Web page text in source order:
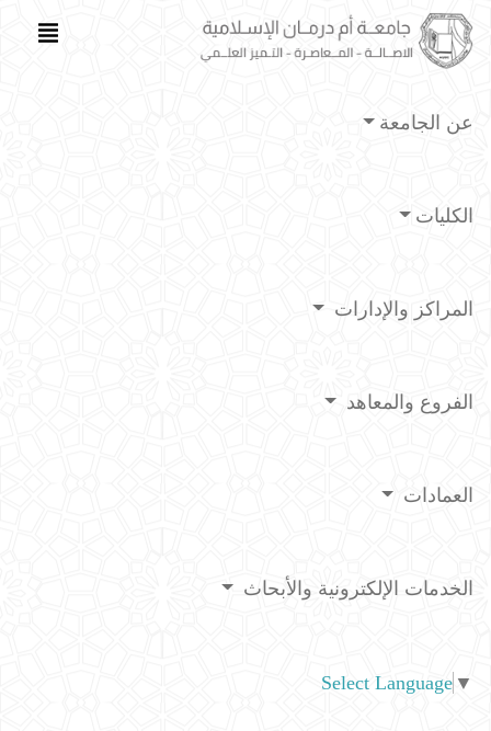
عن الجامعة
الكليات
المراكز والإدارات
الفروع والمعاهد
العمادات
الخدمات الإلكترونية والأبحاث
Select Language ▼